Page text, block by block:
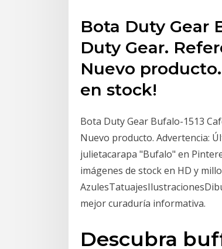
Bota Duty Gear
Duty Gear.
Nuevo
en stock!
Bota Duty Gear Bufalo-1513
Nuevo producto. Advertencia:
julietacarapa "Bufalo" en
imágenes de stock en HD y
mejor curaduría informativa.
Descubra